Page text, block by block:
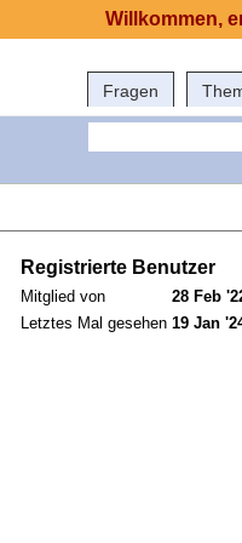
Fragen
Registrierte Benutzer
Mitglied von
28 Feb
Letztes Mal gesehen 19 Jan
Willkommen,